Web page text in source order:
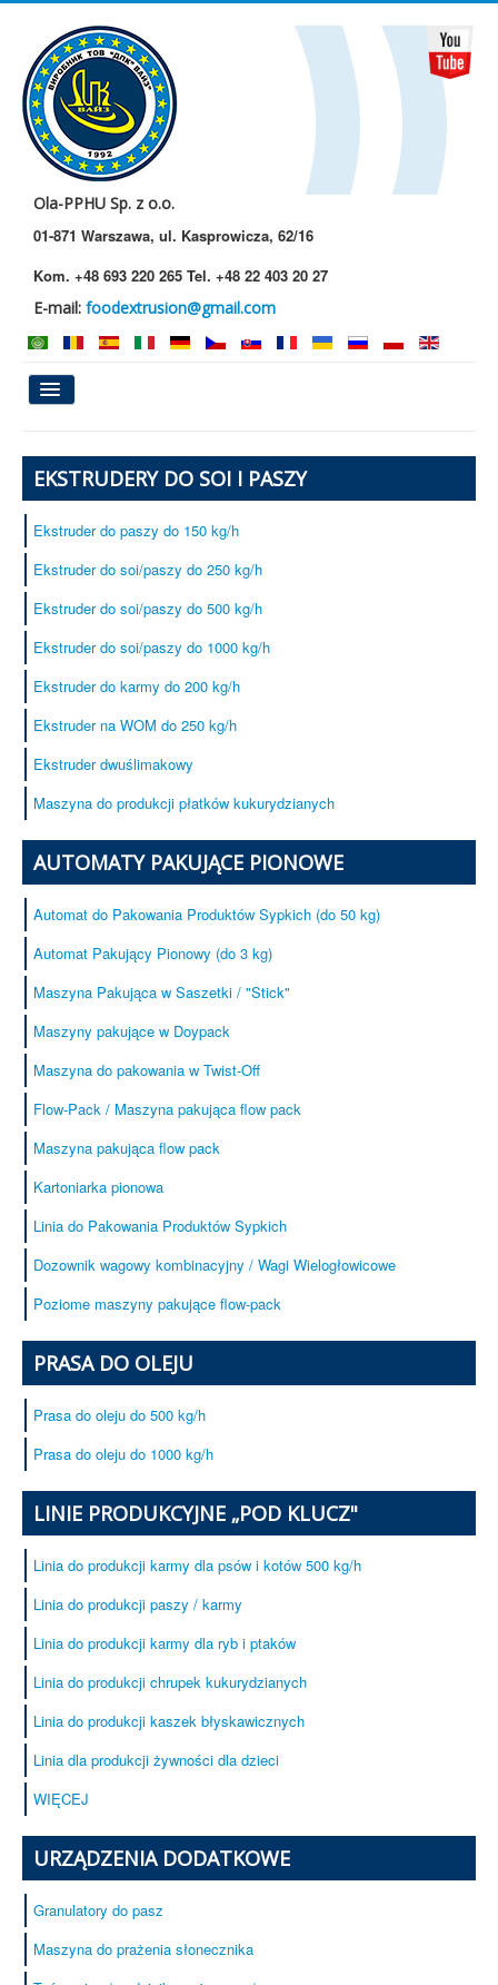
Ola-PPHU Sp. z o.o.
01-871 Warszawa, ul. Kasprowicza, 62/16
Kom. +48 693 220 265 Tel. +48 22 403 20 27
E-mail: foodextrusion@gmail.com
O Nas
Serwis
Certyfikaty
Referencje
Kontakt
Usługi pakowania produktów sypkich
EKSTRUDERY DO SOI I PASZY
Ekstruder do paszy do 150 kg/h
Ekstruder do soi/paszy do 250 kg/h
Ekstruder do soi/paszy do 500 kg/h
Ekstruder do soi/paszy do 1000 kg/h
Ekstruder do karmy do 200 kg/h
Ekstruder na WOM do 250 kg/h
Ekstruder dwuślimakowy
Maszyna do produkcji płatków kukurydzianych
AUTOMATY PAKUJĄCE PIONOWE
Automat do Pakowania Produktów Sypkich (do 50 kg)
Automat Pakujący Pionowy (do 3 kg)
Maszyna Pakująca w Saszetki / "Stick"
Maszyny pakujące w Doypack
Maszyna do pakowania w Twist-Off
Flow-Pack / Maszyna pakująca flow pack
Maszyna pakująca flow pack
Kartoniarka pionowa
Linia do Pakowania Produktów Sypkich
Dozownik wagowy kombinacyjny / Wagi Wielogłowicowe
Poziome maszyny pakujące flow-pack
PRASA DO OLEJU
Prasa do oleju do 500 kg/h
Prasa do oleju do 1000 kg/h
LINIE PRODUKCYJNE „POD KLUCZ"
Linia do produkcji karmy dla psów i kotów 500 kg/h
Linia do produkcji paszy / karmy
Linia do produkcji karmy dla ryb i ptaków
Linia do produkcji chrupek kukurydzianych
Linia do produkcji kaszek błyskawicznych
Linia dla produkcji żywności dla dzieci
WIĘCEJ
URZĄDZENIA DODATKOWE
Granulatory do pasz
Maszyna do prażenia słonecznika